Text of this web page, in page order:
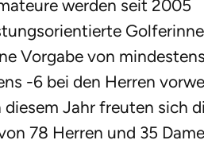
werden seit 2005
Vorgabe von
-6 bei den Herren
diesem Jahr freuten sich
78 Herren und 35